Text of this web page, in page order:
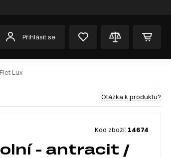
Přihlásit se
Lux
Otázka k produktu?
Kód zboží: 14674
- antracit /